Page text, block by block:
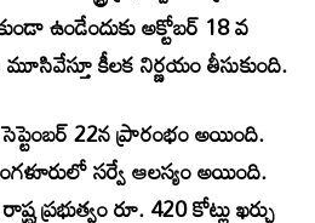
ఉండేందుకు అక్టోబర్ 18 వ
కీలక నిర్ణయం తీసుకుంది.
22న ప్రారంభం అయింది.
సర్వే ఆలస్యం అయింది.
ప్రభుత్వం రూ. 420 కోట్లు ఖర్చు